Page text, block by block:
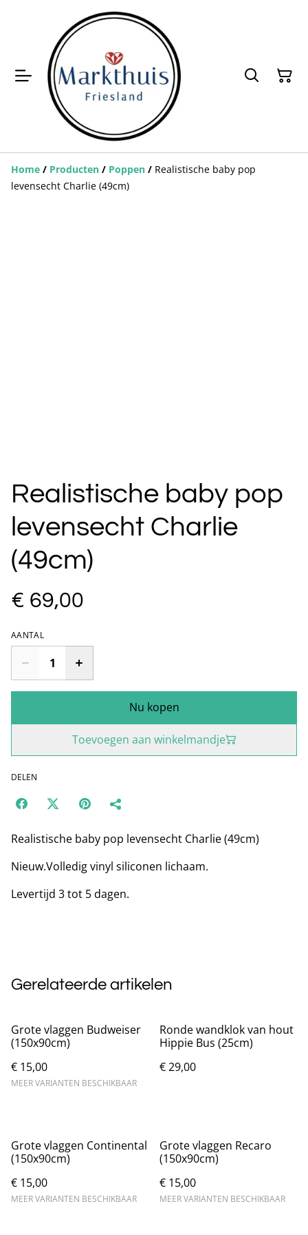
Home / Producten / Poppen / Realistische baby pop
levensecht Charlie (49cm)
Realistische baby pop
levensecht Charlie
(49cm)
€ 69,00
AANTAL
Nu kopen
Toevoegen aan winkelmandje
DELEN
Realistische baby pop levensecht Charlie (49cm)
Nieuw.Volledig vinyl siliconen lichaam.
Levertijd 3 tot 5 dagen.
Gerelateerde artikelen
Grote vlaggen Budweiser
(150x90cm)
€ 15,00
MEER VARIANTEN BESCHIKBAAR
Ronde wandklok van hout
Hippie Bus (25cm)
€ 29,00
Grote vlaggen Continental
(150x90cm)
€ 15,00
MEER VARIANTEN BESCHIKBAAR
Grote vlaggen Recaro
(150x90cm)
€ 15,00
MEER VARIANTEN BESCHIKBAAR